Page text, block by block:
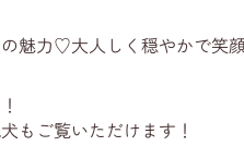
魅力♡大人しく穏やかで笑
もご覧いただけます！